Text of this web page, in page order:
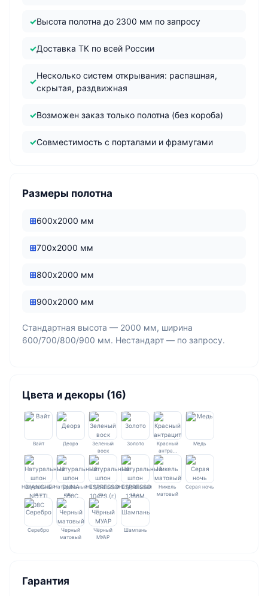
Высота полотна до 2300 мм по запросу
Доставка ТК по всей России
Несколько систем открывания: распашная,
скрытая, раздвижная
Возможен заказ только полотна (без короба)
Совместимость с порталами и фрамугами
Размеры полотна
600х2000 мм
700х2000 мм
800х2000 мм
900х2000 мм
Стандартная высота — 2000 мм, ширина
600/700/800/900 мм. Нестандарт — по запросу.
Цвета и декоры (16)
Вайт Деорэ
Зеленый
воск
Золото
Красный
антра…
Медь
Натуральный
ш…
Натуральный
ш…
Натуральный
ш…
Натуральный
ш…
Никель
матовый
Серая ночь
Серебро
Черный
матовый
Чёрный
МУАР
Шампань
Гарантия